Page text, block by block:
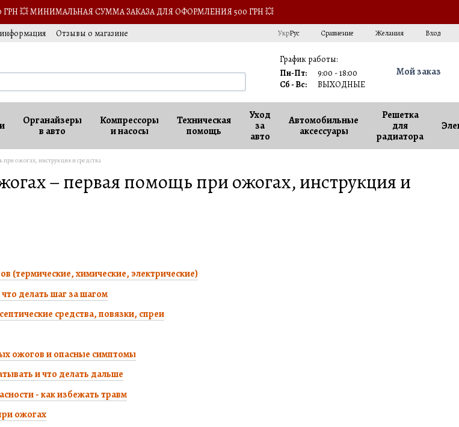
ГРН 💥 МИНИМАЛЬНАЯ СУММА ЗАКАЗА ДЛЯ ОФОРМЛЕНИЯ 500 ГРН 💥
Отзывы о магазине
УкрРус Сравнение Желания Вход
График работы:
Пн-Пт:
9:00 - 18:00
Сб - Вс:
ВЫХОДНЫЕ
Мой заказ
Органайзеры
в авто
Компрессоры
и насосы
Техническая
помощь
Уход
за
авто
Автомобильные
аксессуары
Решетка
для
радиатора
ожогах, инструкция и средства
– первая помощь при ожогах, инструкция и
(термические, химические, электрические)
делать шаг за шагом
средства, повязки, спреи
ожогов и опасные симптомы
и что делать дальше
- как избежать травм
ожогах